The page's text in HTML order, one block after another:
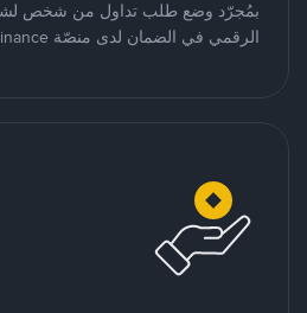
بمُجرّد وضع طلب تداول من شخص
الرقمي في الضمان لدى منصّة Binance من شخص لشخص.